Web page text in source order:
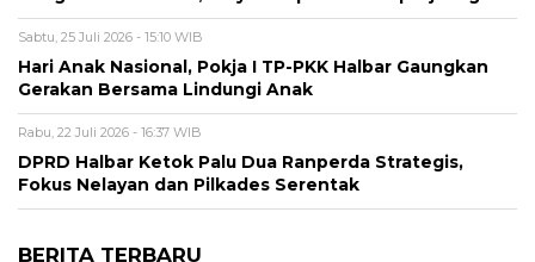
Sabtu, 25 Juli 2026 - 15:10 WIB
Hari Anak Nasional, Pokja I TP-PKK Halbar Gaungkan
Gerakan Bersama Lindungi Anak
Rabu, 22 Juli 2026 - 16:37 WIB
DPRD Halbar Ketok Palu Dua Ranperda Strategis,
Fokus Nelayan dan Pilkades Serentak
BERITA TERBARU